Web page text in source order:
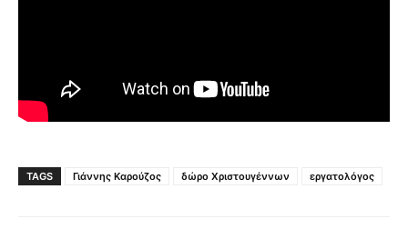
TAGS Γιάννης Καρούζος δώρο Χριστουγέννων εργατολόγος